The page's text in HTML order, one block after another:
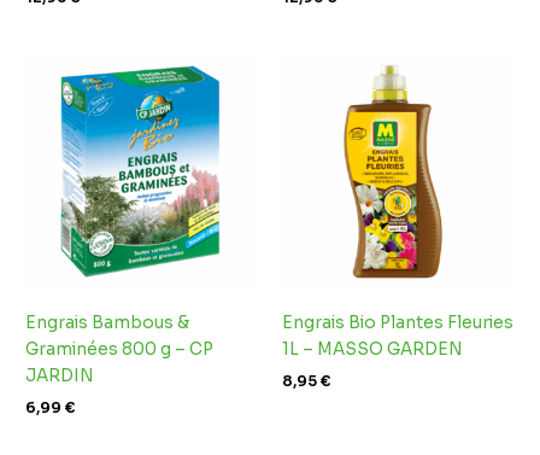
Engrais Bambous &
Graminées 800 g – CP
JARDIN
6,99€
Engrais Bio Plantes Fleuries
1L – MASSO GARDEN
8,95€